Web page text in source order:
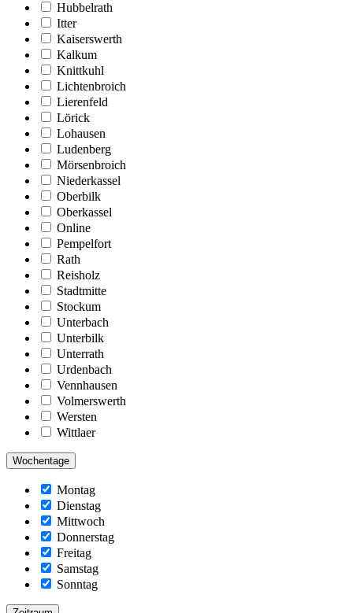
Hubbelrath
Itter
Kaiserswerth
Kalkum
Knittkuhl
Lichtenbroich
Lierenfeld
Lörick
Lohausen
Ludenberg
Mörsenbroich
Niederkassel
Oberbilk
Oberkassel
Online
Pempelfort
Rath
Reisholz
Stadtmitte
Stockum
Unterbach
Unterbilk
Unterrath
Urdenbach
Vennhausen
Volmerswerth
Wersten
Wittlaer
Wochentage
Montag
Dienstag
Mittwoch
Donnerstag
Freitag
Samstag
Sonntag